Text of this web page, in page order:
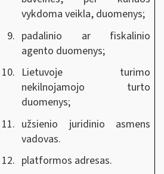
vykdoma veikla, duomenys;
padalinio ar fiskalinio
agento duomenys;
Lietuvoje turimo
nekilnojamojo turto
duomenys;
užsienio juridinio asmens
vadovas.
platformos adresas.